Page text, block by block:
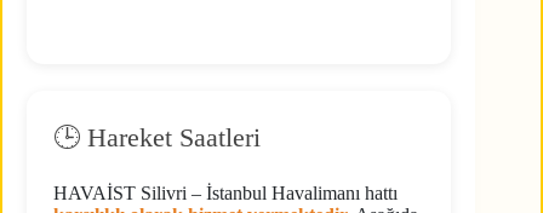
🕒 Hareket Saatleri
HAVAİST Silivri – İstanbul Havalimanı hattı